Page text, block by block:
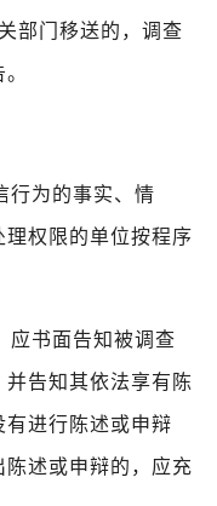
部门移送的，调查
告。
行为的事实、情
权限的单位按程序
应书面告知被调查
告知其依法享有陈
进行陈述或申辩
述或申辩的，应充